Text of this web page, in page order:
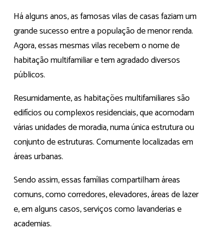
Há alguns anos, as famosas vilas de casas faziam um
grande sucesso entre a população de menor renda.
Agora, essas mesmas vilas recebem o nome de
habitação multifamiliar e tem agradado diversos
públicos.
Resumidamente, as habitações multifamiliares são
edifícios ou complexos residenciais, que acomodam
várias unidades de moradia, numa única estrutura ou
conjunto de estruturas. Comumente localizadas em
áreas urbanas.
Sendo assim, essas famílias compartilham áreas
comuns, como corredores, elevadores, áreas de lazer
e, em alguns casos, serviços como lavanderias e
academias.